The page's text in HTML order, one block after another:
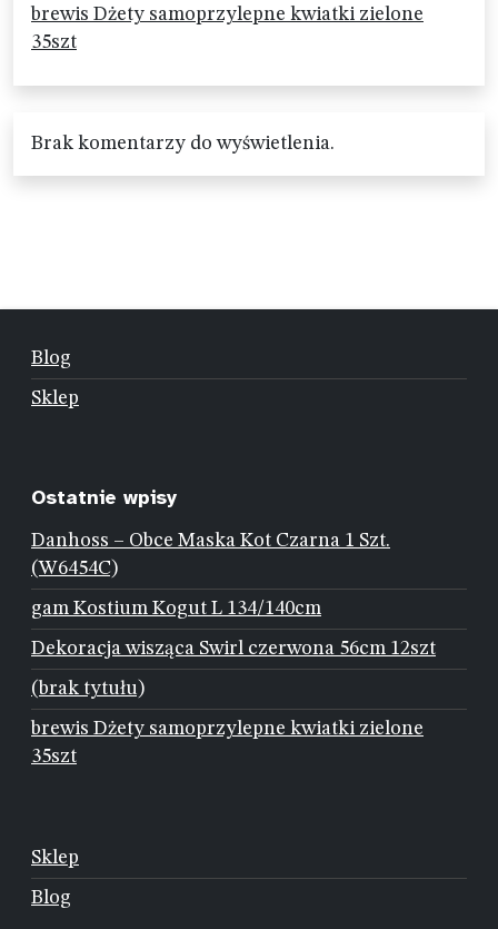
brewis Dżety samoprzylepne kwiatki zielone
35szt
Brak komentarzy do wyświetlenia.
Blog
Sklep
Ostatnie wpisy
Danhoss – Obce Maska Kot Czarna 1 Szt.
(W6454C)
gam Kostium Kogut L 134/140cm
Dekoracja wisząca Swirl czerwona 56cm 12szt
(brak tytułu)
brewis Dżety samoprzylepne kwiatki zielone
35szt
Sklep
Blog